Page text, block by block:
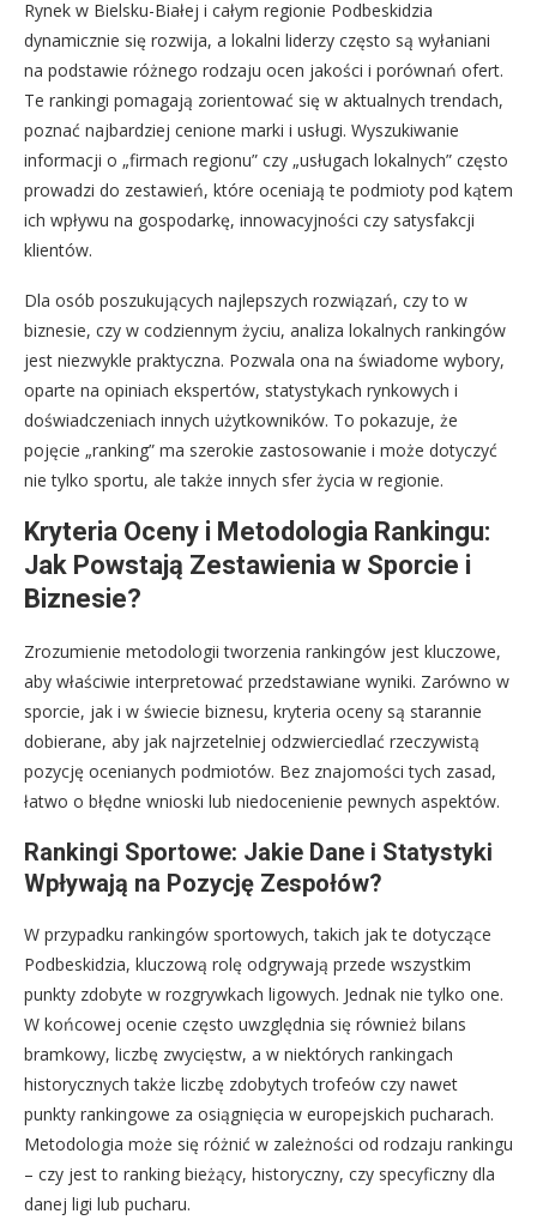
Rynek w Bielsku-Białej i całym regionie Podbeskidzia
dynamicznie się rozwija, a lokalni liderzy często są wyłaniani
na podstawie różnego rodzaju ocen jakości i porównań ofert.
Te rankingi pomagają zorientować się w aktualnych trendach,
poznać najbardziej cenione marki i usługi. Wyszukiwanie
informacji o „firmach regionu” czy „usługach lokalnych” często
prowadzi do zestawień, które oceniają te podmioty pod kątem
ich wpływu na gospodarkę, innowacyjności czy satysfakcji
klientów.
Dla osób poszukujących najlepszych rozwiązań, czy to w
biznesie, czy w codziennym życiu, analiza lokalnych rankingów
jest niezwykle praktyczna. Pozwala ona na świadome wybory,
oparte na opiniach ekspertów, statystykach rynkowych i
doświadczeniach innych użytkowników. To pokazuje, że
pojęcie „ranking” ma szerokie zastosowanie i może dotyczyć
nie tylko sportu, ale także innych sfer życia w regionie.
Kryteria Oceny i Metodologia Rankingu:
Jak Powstają Zestawienia w Sporcie i
Biznesie?
Zrozumienie metodologii tworzenia rankingów jest kluczowe,
aby właściwie interpretować przedstawiane wyniki. Zarówno w
sporcie, jak i w świecie biznesu, kryteria oceny są starannie
dobierane, aby jak najrzetelniej odzwierciedlać rzeczywistą
pozycję ocenianych podmiotów. Bez znajomości tych zasad,
łatwo o błędne wnioski lub niedocenienie pewnych aspektów.
Rankingi Sportowe: Jakie Dane i Statystyki
Wpływają na Pozycję Zespołów?
W przypadku rankingów sportowych, takich jak te dotyczące
Podbeskidzia, kluczową rolę odgrywają przede wszystkim
punkty zdobyte w rozgrywkach ligowych. Jednak nie tylko one.
W końcowej ocenie często uwzględnia się również bilans
bramkowy, liczbę zwycięstw, a w niektórych rankingach
historycznych także liczbę zdobytych trofeów czy nawet
punkty rankingowe za osiągnięcia w europejskich pucharach.
Metodologia może się różnić w zależności od rodzaju rankingu
– czy jest to ranking bieżący, historyczny, czy specyficzny dla
danej ligi lub pucharu.